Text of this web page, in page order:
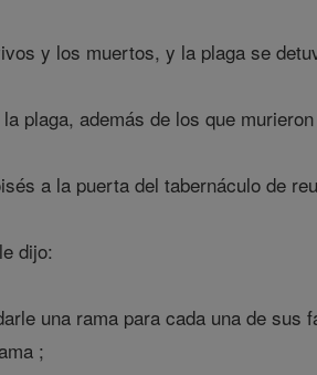
y los muertos, y la plaga se
plaga, además de los que
a la puerta del tabernáculo de
dijo:
una rama para cada una de
;